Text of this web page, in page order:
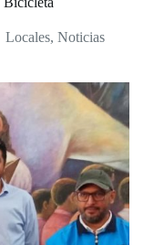
Locales, Noticias